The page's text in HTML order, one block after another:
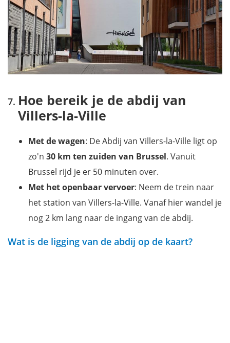
Hoe bereik je de abdij van
Villers-la-Ville
Met de wagen: De Abdij van Villers-la-Ville ligt op
zo'n 30 km ten zuiden van Brussel. Vanuit
Brussel rijd je er 50 minuten over.
Met het openbaarvervoer: Neem de trein naar
het station van Villers-la-Ville. Vanaf hier wandel je
nog 2 km lang naar de ingang van de abdij.
Wat is de ligging van de abdij op de kaart?